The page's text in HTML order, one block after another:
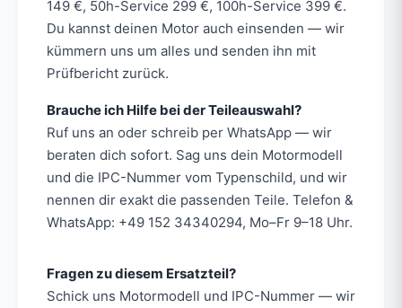
149 €, 50h-Service 299 €, 100h-Service 399 €.
Du kannst deinen Motor auch einsenden — wir
kümmern uns um alles und senden ihn mit
Prüfbericht zurück.
Brauche ich Hilfe bei der Teileauswahl?
Ruf uns an oder schreib per WhatsApp — wir
beraten dich sofort. Sag uns dein Motormodell
und die IPC-Nummer vom Typenschild, und wir
nennen dir exakt die passenden Teile. Telefon &
WhatsApp: +49 152 34340294, Mo–Fr 9–18 Uhr.
Fragen zu diesem Ersatzteil?
Schick uns Motormodell und IPC-Nummer — wir